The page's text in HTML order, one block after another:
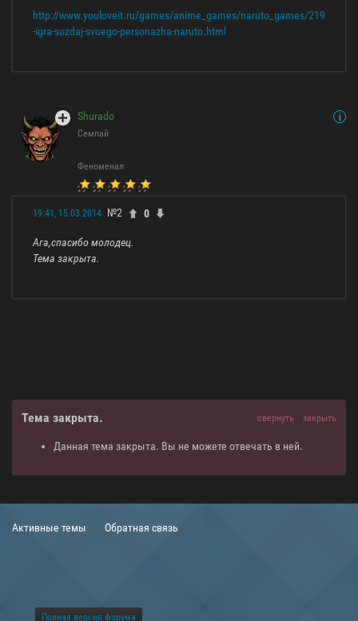
http://www.youloveit.ru/games/anime_games/naruto_games/219
-igra-sozdaj-svoego-personazha-naruto.html
Shurado
Семпай
Феноменал
19:41, 15.03.2014 №2 0
Ага,спасибо молодец.
Тема закрыта.
Тема закрыта. свернуть закрыть
Данная тема закрыта. Вы не можете отвечать в ней.
Активные темы Обратная связь
Полная версия форума